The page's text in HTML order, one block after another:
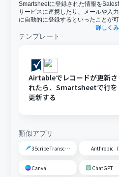
Smartsheetに登録された情報を
サービスに連携したり、メールや入
に自動的に登録するといったことが可
詳しく
テンプレート
Airtableでレコードが更新さ
れたら、Smartsheetで行を
更新する
類似アプリ
3Scribe Transcription
Canva ChatGPT